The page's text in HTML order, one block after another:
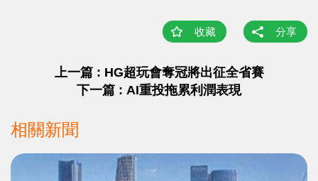
收藏 分享
上一篇 : HG超玩會奪冠將出征全省賽
下一篇 : AI重投拖累利潤表現
相關新聞